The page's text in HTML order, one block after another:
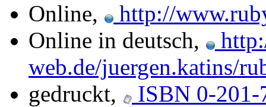
Online,
http://
Online in deutsch,
web.de/juergen.katins/
gedruckt,
ISBN 0-201-